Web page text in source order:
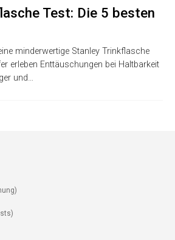
Test: Die 5 besten
minderwertige Stanley Trinkflasche
erleben Enttäuschungen bei Haltbarkeit
und…